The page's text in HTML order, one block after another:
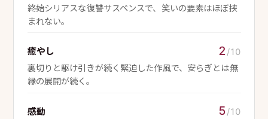
終始シリアスな復讐サスペンスで、笑いの要素はほぼ挟
まれない。
癒やし 2/10
裏切りと駆け引きが続く緊迫した作風で、安らぎとは無
縁の展開が続く。
感動 5/10